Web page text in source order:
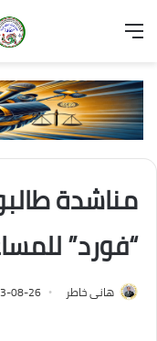
القائمة
مناشدة
“فورد”
هانى خاطر 08-26